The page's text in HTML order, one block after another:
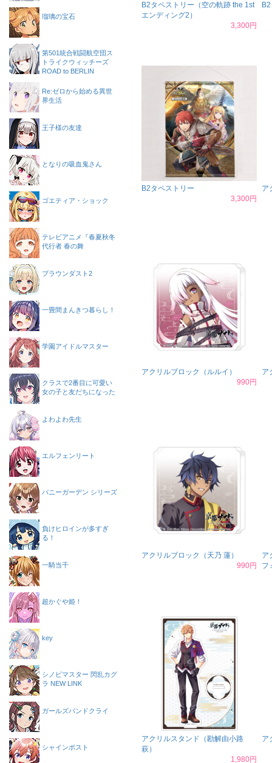
B2タペストリー（空の軌跡 the 1st
エンディング2）
3,300円
B2タペストリー
3,300円
ア
アクリルブロック（ルルイ）
990円
ア
アクリルブロック（天乃 蓮）
990円
ア
フ
アクリルスタンド（勘解由小路
萩）
1,980円
ア
瑠璃の宝石
第501統合戦闘航空団ス
トライクウィッチーズ
ROAD to BERLIN
Re:ゼロから始める異世
界生活
王子様の友達
となりの吸血鬼さん
ゴエティア・ショック
テレビアニメ『春夏秋冬
代行者 春の舞
ブラウンダスト2
一畳間まんきつ暮らし！
学園アイドルマスター
クラスで2番目に可愛い
女の子と友だちになった
よわよわ先生
エルフェンリート
バニーガーデン シリーズ
負けヒロインが多すぎ
る！
一騎当千
超かぐや姫！
key
シノビマスター 閃乱カグ
ラ NEW LINK
ガールズバンドクライ
シャインポスト